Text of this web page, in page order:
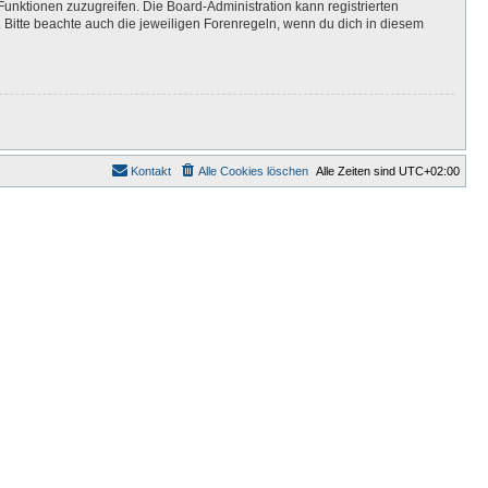
zuzugreifen. Die Board-Administration kann registrierten
beachte auch die jeweiligen Forenregeln, wenn du dich in diesem
Alle Zeiten sind UTC+02:00
Alle Cookies löschen
Kontakt